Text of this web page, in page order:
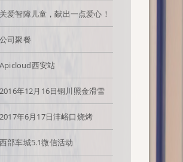
关爱智障儿童，献出一点爱心！
公司聚餐
Apicloud西安站
2016年12月16日铜川照金滑雪
2017年6月17日沣峪口烧烤
西部车城5.1微信活动